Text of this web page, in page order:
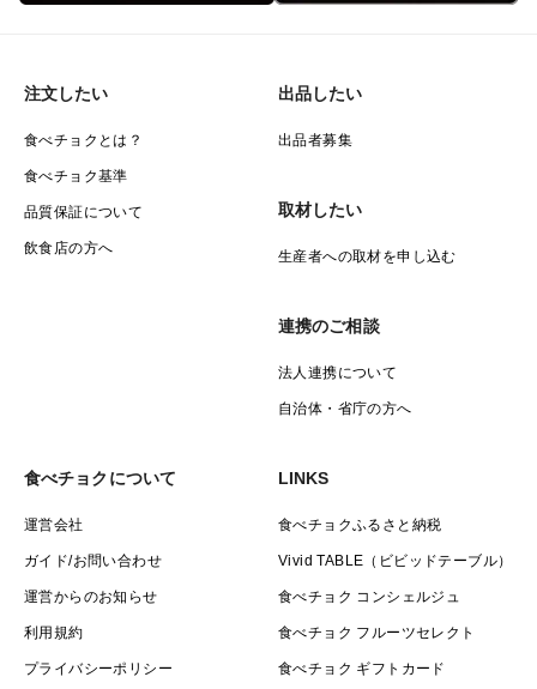
注文したい
食べチョクとは？
食べチョク基準
品質保証について
飲食店の方へ
出品したい
出品者募集
取材したい
生産者への取材を申し込む
連携のご相談
法人連携について
自治体・省庁の方へ
食べチョクについて
運営会社
ガイド/お問い合わせ
運営からのお知らせ
利用規約
プライバシーポリシー
LINKS
食べチョクふるさと納税
Vivid TABLE（ビビッドテーブル）
食べチョク コンシェルジュ
食べチョク フルーツセレクト
食べチョク ギフトカード